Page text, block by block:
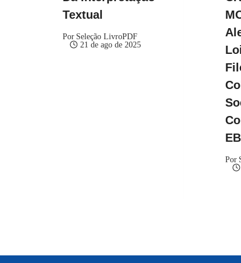
Textual
Por Seleção LivroPDF
21 de ago de 2025
Por